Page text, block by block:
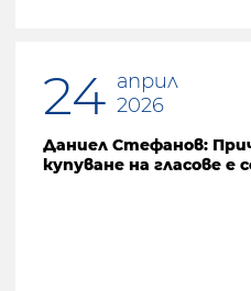
24 април
2026
Даниел Стефанов:
купуване на гласове е